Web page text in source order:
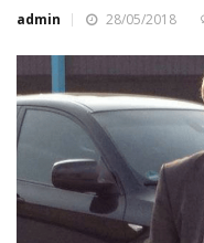
admin 28/05/2018